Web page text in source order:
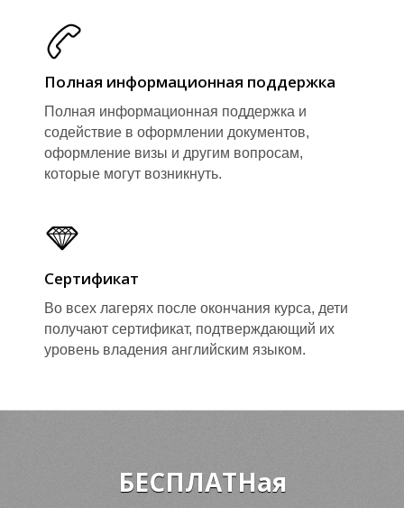
З
Ы
Полная информационная поддержка
Полная информационная поддержка и
содействие в оформлении документов,
оформление визы и другим вопросам,
которые могут возникнуть.
Сертификат
Во всех лагерях после окончания курса, дети
получают сертификат, подтверждающий их
уровень владения английским языком.
БЕСПЛАТНая
З
Ы